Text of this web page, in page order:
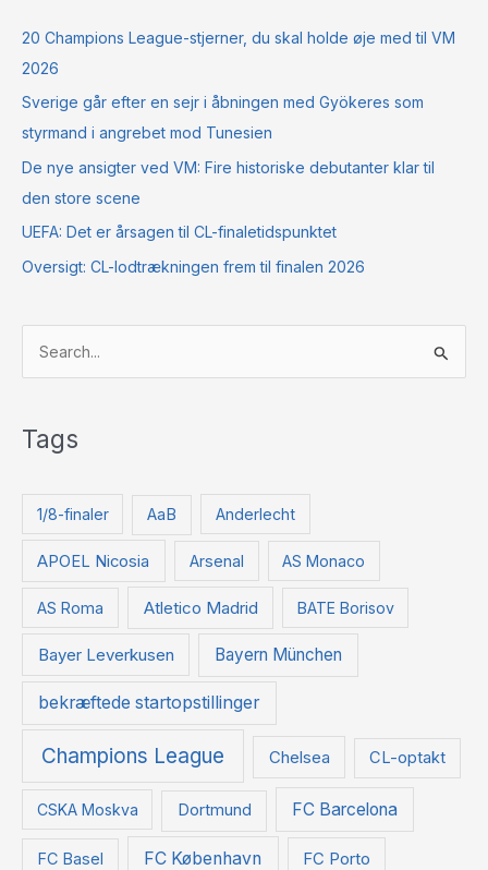
20 Champions League-stjerner, du skal holde øje med til VM
2026
Sverige går efter en sejr i åbningen med Gyökeres som
styrmand i angrebet mod Tunesien
De nye ansigter ved VM: Fire historiske debutanter klar til
den store scene
UEFA: Det er årsagen til CL-finaletidspunktet
Oversigt: CL-lodtrækningen frem til finalen 2026
e
e
Tags
1/8-finaler AaB Anderlecht
APOEL Nicosia Arsenal AS Monaco
AS Roma Atletico Madrid BATE Borisov
Bayer Leverkusen Bayern München
bekræftede startopstillinger
Champions League Chelsea CL-optakt
CSKA Moskva Dortmund FC Barcelona
FC Basel FC København FC Porto